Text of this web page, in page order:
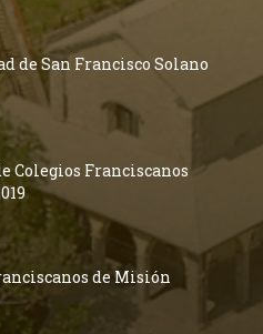
de San Francisco Solano
Colegios Franciscanos
de Misión